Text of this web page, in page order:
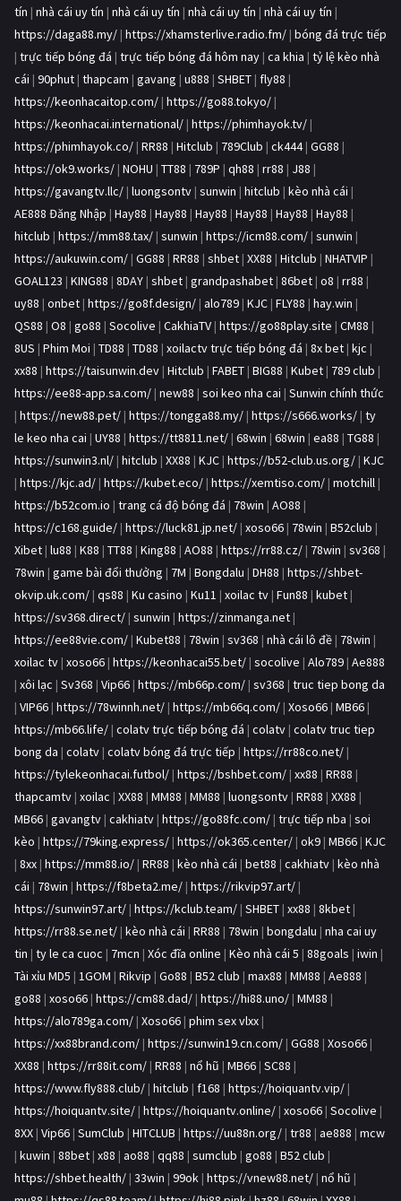
tín | nhà cái uy tín | nhà cái uy tín | nhà cái uy tín | nhà cái uy tín |
https://daga88.my/ | https://xhamsterlive.radio.fm/ | bóng đá trực tiếp
| trực tiếp bóng đá | trực tiếp bóng đá hôm nay | ca khia | tỷ lệ kèo nhà
cái | 90phut | thapcam | gavang | u888 | SHBET | fly88 |
https://keonhacaitop.com/ | https://go88.tokyo/ |
https://keonhacai.international/ | https://phimhayok.tv/ |
https://phimhayok.co/ | RR88 | Hitclub | 789Club | ck444| GG88 |
https://ok9.works/ | NOHU | TT88 | 789P | qh88 | rr88 | J88 |
https://gavangtv.llc/ | luongsontv | sunwin | hitclub | kèo nhà cái |
AE888 Đăng Nhập | Hay88 | Hay88 | Hay88 | Hay88 | Hay88 | Hay88 |
hitclub | https://mm88.tax/ | sunwin | https://icm88.com/ | sunwin |
https://aukuwin.com/ | GG88 | RR88 | shbet | XX88 | Hitclub | NHATVIP |
GOAL123 | KING88 | 8DAY | shbet | grandpashabet | 86bet | o8 | rr88 |
uy88 | onbet | https://go8f.design/ | alo789 | KJC | FLY88 | hay.win |
QS88 | O8 | go88 | Socolive | CakhiaTV | https://go88play.site | CM88 |
8US | Phim Moi | TD88 | TD88 | xoilactv trực tiếp bóng đá | 8x bet | kjc |
xx88 | https://taisunwin.dev | Hitclub | FABET | BIG88 | Kubet | 789 club |
https://ee88-app.sa.com/ | new88 | soi keo nha cai | Sunwin chính thức
| https://new88.pet/ | https://tongga88.my/ | https://s666.works/ | ty
le keo nha cai | UY88 | https://tt8811.net/ | 68win | 68win | ea88 | TG88 |
https://sunwin3.nl/ | hitclub | XX88 | KJC | https://b52-club.us.org/ | KJC
| https://kjc.ad/ | https://kubet.eco/ | https://xemtiso.com/ | motchill |
https://b52com.io | trang cá độ bóng đá | 78win | AO88 |
https://c168.guide/ | https://luck81.jp.net/ | xoso66 | 78win | B52club |
Xibet | lu88 | K88 | TT88 | King88 | AO88 | https://rr88.cz/ | 78win | sv368 |
78win | game bài đổi thưởng | 7M | Bongdalu | DH88 | https://shbet-
okvip.uk.com/ | qs88 | Ku casino | Ku11 | xoilac tv | Fun88 | kubet |
https://sv368.direct/ | sunwin | https://zinmanga.net |
https://ee88vie.com/ | Kubet88 | 78win | sv368 | nhà cái lô đề | 78win |
xoilac tv | xoso66 | https://keonhacai55.bet/ | socolive | Alo789 | Ae888
| xôi lạc | Sv368 | Vip66 | https://mb66p.com/ | sv368 | truc tiep bong da
| VIP66 | https://78winnh.net/ | https://mb66q.com/ | Xoso66 | MB66 |
https://mb66.life/ | colatv trực tiếp bóng đá | colatv | colatv truc tiep
bong da | colatv | colatv bóng đá trực tiếp | https://rr88co.net/ |
https://tylekeonhacai.futbol/ | https://bshbet.com/ | xx88 | RR88 |
thapcamtv | xoilac | XX88 | MM88 | MM88 | luongsontv | RR88 | XX88 |
MB66 | gavangtv | cakhiatv | https://go88fc.com/ | trực tiếp nba | soi
kèo | https://79king.express/ | https://ok365.center/ | ok9 | MB66 | KJC
| 8xx | https://mm88.io/ | RR88 | kèo nhà cái | bet88 | cakhiatv | kèo nhà
cái | 78win | https://f8beta2.me/ | https://rikvip97.art/ |
https://sunwin97.art/ | https://kclub.team/ | SHBET | xx88 | 8kbet |
https://rr88.se.net/ | kèo nhà cái | RR88 | 78win | bongdalu | nha cai uy
tin | ty le ca cuoc | 7mcn | Xóc đĩa online | Kèo nhà cái 5 | 88goals | iwin |
Tài xỉu MD5 | 1GOM | Rikvip | Go88 | B52 club | max88 | MM88 | Ae888 |
go88 | xoso66 | https://cm88.dad/ | https://hi88.uno/ | MM88 |
https://alo789ga.com/ | Xoso66 | phim sex vlxx |
https://xx88brand.com/ | https://sunwin19.cn.com/ | GG88 | Xoso66 |
XX88 | https://rr88it.com/ | RR88 | nổ hũ | MB66 | SC88 |
https://www.fly888.club/ | hitclub | f168 | https://hoiquantv.vip/ |
https://hoiquantv.site/ | https://hoiquantv.online/ | xoso66 | Socolive |
8XX | Vip66 | SumClub | HITCLUB | https://uu88n.org/ | tr88 | ae888 | mcw
| kuwin | 88bet | x88 | ao88 | qq88 | sumclub | go88 | B52 club |
https://shbet.health/ | 33win | 99ok | https://vnew88.net/ | nổ hũ |